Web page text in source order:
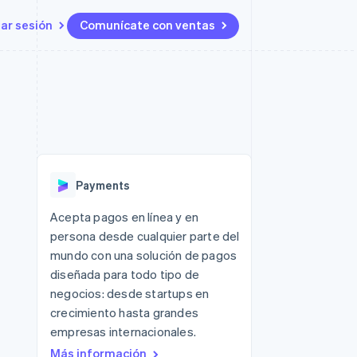
sesión Comunícate con ventas
Radar
Constitución de una startup
Climate
Eliminación de dióxido de
Estado de la API
Payments
Acepta pagos en línea y en
persona desde cualquier parte del
mundo con una solución de pagos
diseñada para todo tipo de
negocios: desde startups en
crecimiento hasta grandes
empresas internacionales.
Más información